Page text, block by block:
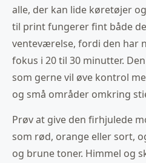
alle, der kan lide køretøjer
til print fungerer fint både
venteværelse, fordi den har
fokus i 20 til 30 minutter.
som gerne vil øve kontrol
og små områder omkring
Prøv at give den firhjulede
som rød, orange eller sort,
og brune toner. Himmel og